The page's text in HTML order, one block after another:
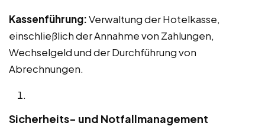
Kassenführung:Verwaltung der Hotelkasse,
einschließlich der Annahme von Zahlungen,
Wechselgeld und der Durchführung von
Abrechnungen.
Sicherheits- und Notfallmanagement